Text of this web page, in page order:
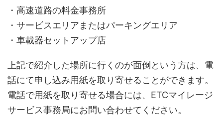
・高速道路の料金事務所
・サービスエリアまたはパーキングエリア
・車載器セットアップ店
上記で紹介した場所に行くのが面倒という方は、電
話にて申し込み用紙を取り寄せることができます。
電話で用紙を取り寄せる場合には、ETCマイレージ
サービス事務局にお問い合わせてください。